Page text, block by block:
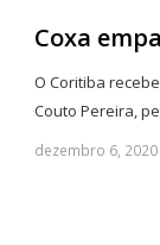
Coxa
O Coritiba
Couto Pereira,
dezembro 6, 2020